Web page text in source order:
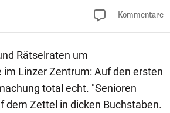
Kommentare
Rätselraten um
Linzer Zentrum: Auf den ersten
total echt. "Senioren
dem Zettel in dicken Buchstaben.